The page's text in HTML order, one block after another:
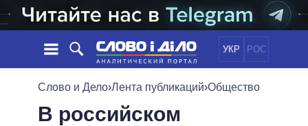
УКР РОС
НОВОСТИ
ЛЕНТА
ПОЛИТИКА
ОБЕЩАНИЯ
Слово и Дело›Лента публикаций›Общество
В российском